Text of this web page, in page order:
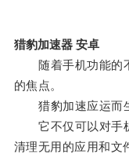
猎豹加速器 安卓
随着手机功能的不
的焦点。
猎豹加速应运而生
它不仅可以对手机
清理无用的应用和文